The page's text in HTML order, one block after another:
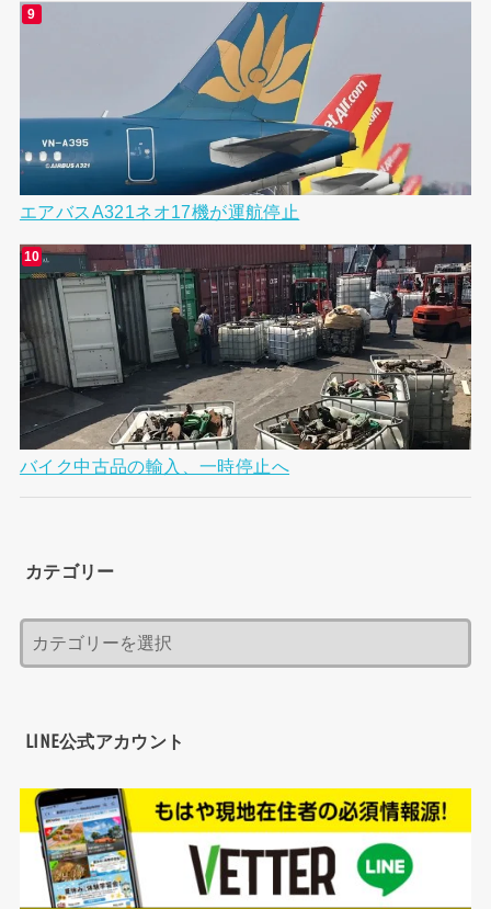
エアバスA321ネオ17機が運航停止
バイク中古品の輸入、一時停止へ
カテゴリー
LINE公式アカウント